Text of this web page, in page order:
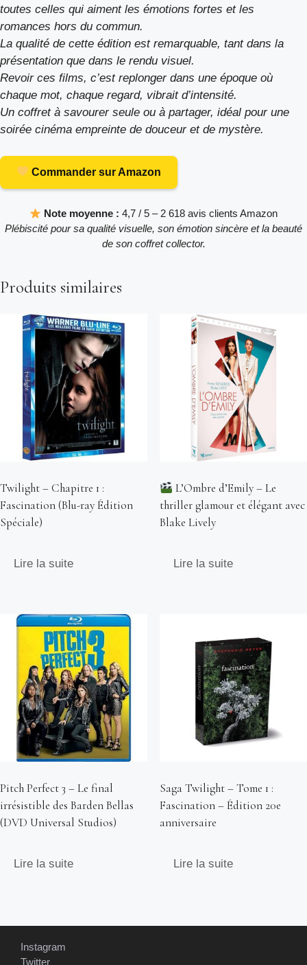
toutes celles qui aiment les émotions fortes et les
romances hors du commun.
La qualité de cette édition est remarquable, tant dans la
présentation que dans le rendu visuel.
Revoir ces films, c’est replonger dans une époque où
chaque mot, chaque regard, vibrait d’intensité.
Un coffret à savourer seule ou à partager, idéal pour une
soirée cinéma empreinte de douceur et de mystère.
Commander sur Amazon
Note moyenne : 4,7 / 5 – 2 618 avis clients Amazon
Plébiscité pour sa qualité visuelle, son émotion sincère et la beauté
de son coffret collector.
Produits similaires
Twilight – Chapitre 1 :
Fascination (Blu-ray Édition
Spéciale)
Lire la suite
L’Ombre d’Emily – Le
thriller glamour et élégant avec
Blake Lively
Lire la suite
Pitch Perfect 3 – Le final
irrésistible des Barden Bellas
(DVD Universal Studios)
Lire la suite
Saga Twilight – Tome 1 :
Fascination – Édition 20e
anniversaire
Lire la suite
Instagram
Twitter